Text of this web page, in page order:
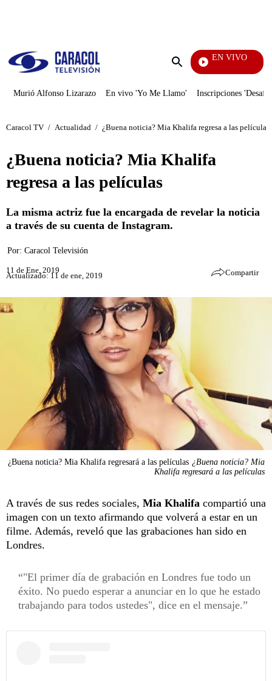
Enviar
EN VIVO
Televentas
Murió Alfonso Lizarazo En vivo 'Yo Me Llamo' Inscripciones
Caracol TV / Actualidad / ¿Buena noticia? Mia Khalifa regresa a las películas
¿Buena noticia? Mia Khalifa
regresa a las películas
La misma actriz fue la encargada de revelar la noticia
a través de su cuenta de Instagram.
Por: Caracol Televisión
11 de Ene, 2019
Actualizado: 11 de ene, 2019 Compartir
¿Buena noticia? Mia Khalifa regresará a las películas ¿Buena noticia? Mia
Khalifa regresará a las películas
A través de sus redes sociales, Mia Khalifa compartió una
imagen con un texto afirmando que volverá a estar en un
filme. Además, reveló que las grabaciones han sido en
Londres.
"El primer día de grabación en Londres fue todo un
éxito. No puedo esperar a anunciar en lo que he estado
trabajando para todos ustedes", dice en el mensaje.